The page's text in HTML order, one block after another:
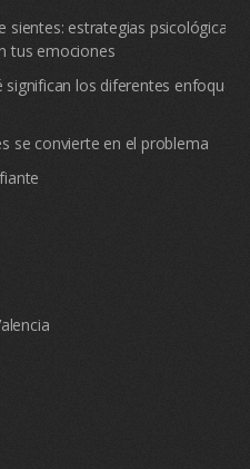
estrategias psicológicas
tus emociones
los diferentes enfoques
se convierte en el problema